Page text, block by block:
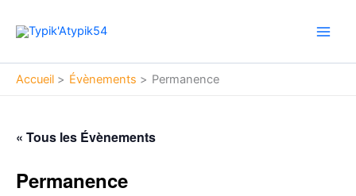
Accueil Évènements Permanence
« Tous les Évènements
Permanence